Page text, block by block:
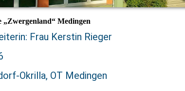
„Zwergenland“ Medingen
Frau Kerstin Rieger
Okrilla, OT Medingen